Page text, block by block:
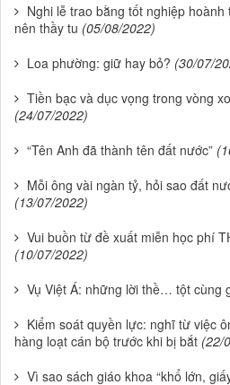
Nghi lễ trao bằng tốt nghiệp
nên thầy tu (05/08/2022)
Loa phường: giữ hay bỏ? (30/07/
Tiền bạc và dục vọng trong vòng
(24/07/2022)
“Tên Anh đã thành tên đất nước”
Mỗi ông vài ngàn tỷ, hỏi sao đất
(13/07/2022)
Vui buồn từ đề xuất miễn học phí
(10/07/2022)
Vụ Việt Á: những lời thề… tột cùng
Kiểm soát quyền lực: nghĩ từ việc
hàng loạt cán bộ trước khi bị bắt (22/
Vì sao sách giáo khoa “khổ lớn,